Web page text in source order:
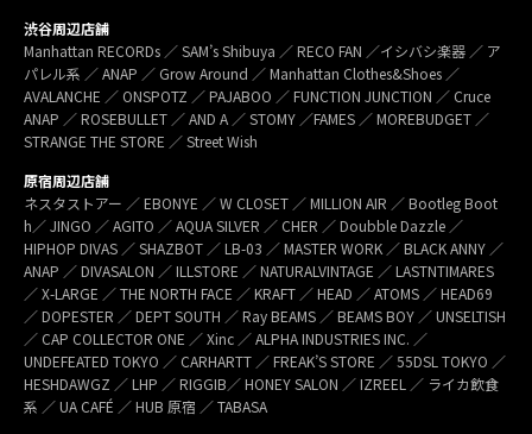
渋谷周辺店舗
Manhattan RECORDs ／ SAM’s Shibuya ／ RECO FAN ／イシバシ楽器 ／ ア
パレル系 ／ ANAP ／ Grow Around ／ Manhattan Clothes&Shoes ／
AVALANCHE ／ ONSPOTZ ／ PAJABOO ／ FUNCTION JUNCTION ／ Cruce
ANAP ／ ROSEBULLET ／ AND A ／ STOMY ／FAMES ／ MOREBUDGET ／
STRANGE THE STORE ／ Street Wish
原宿周辺店舗
ネスタストアー ／ EBONYE ／ W CLOSET ／ MILLION AIR ／ Bootleg Boot
h／ JINGO ／ AGITO ／ AQUA SILVER ／ CHER ／ Doubble Dazzle ／
HIPHOP DIVAS ／ SHAZBOT ／ LB-03 ／ MASTER WORK ／ BLACK ANNY ／
ANAP ／ DIVASALON ／ ILLSTORE ／ NATURALVINTAGE ／ LASTNTIMARES
／ X-LARGE ／ THE NORTH FACE ／ KRAFT ／ HEAD ／ ATOMS ／ HEAD69
／ DOPESTER ／ DEPT SOUTH ／ Ray BEAMS ／ BEAMS BOY ／ UNSELTISH
／ CAP COLLECTOR ONE ／ Xinc ／ ALPHA INDUSTRIES INC. ／
UNDEFEATED TOKYO ／ CARHARTT ／ FREAK’S STORE ／ 55DSL TOKYO ／
HESHDAWGZ ／ LHP ／ RIGGIB／ HONEY SALON ／ IZREEL ／ ライカ飲食
系 ／ UA CAFÉ ／ HUB 原宿 ／ TABASA